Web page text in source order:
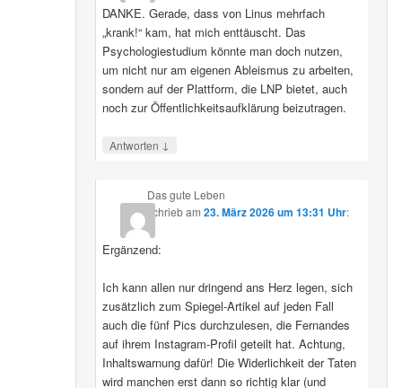
DANKE. Gerade, dass von Linus mehrfach
„krank!“ kam, hat mich enttäuscht. Das
Psychologiestudium könnte man doch nutzen,
um nicht nur am eigenen Ableismus zu arbeiten,
sondern auf der Plattform, die LNP bietet, auch
noch zur Öffentlichkeitsaufklärung beizutragen.
Antworten ↓
Das gute Leben
schriebam 23. März 2026 um 13:31 Uhr:
Ergänzend:
Ich kann allen nur dringend ans Herz legen, sich
zusätzlich zum Spiegel-Artikel auf jeden Fall
auch die fünf Pics durchzulesen, die Fernandes
auf ihrem Instagram-Profil geteilt hat. Achtung,
Inhaltswarnung dafür! Die Widerlichkeit der Taten
wird manchen erst dann so richtig klar (und